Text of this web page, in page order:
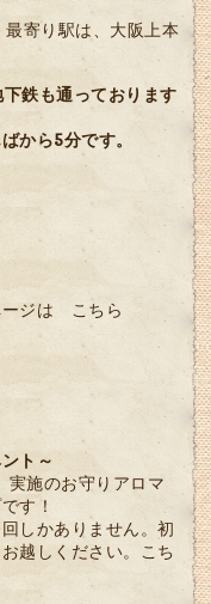
寄り駅は、大阪上本
下鉄も通っております
から5分です。
ージは
こちら
ト～
実施のお守りアロマ
す！
しかありません。初
越しください。こち